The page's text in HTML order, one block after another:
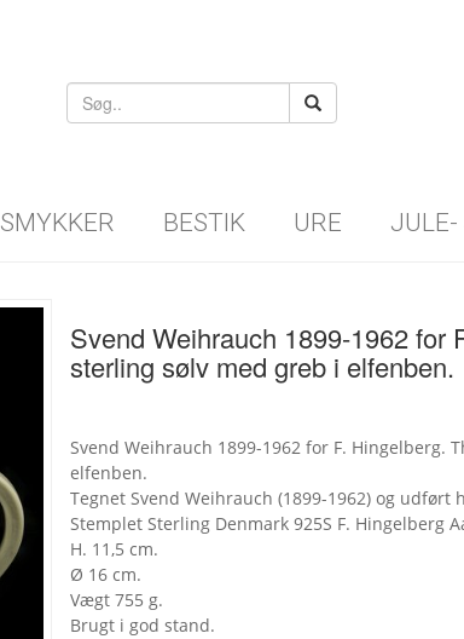
SMYKKER BESTIK URE JULE-
Svend Weihrauch 1899-1962 for
sterling sølv med greb i elfenben.
Svend Weihrauch 1899-1962 for F. Hingelberg.
elfenben.
Tegnet Svend Weihrauch (1899-1962) og udført
Stemplet Sterling Denmark 925S F. Hingelberg
H. 11,5 cm.
Ø 16 cm.
Vægt 755 g.
Brugt i god stand.